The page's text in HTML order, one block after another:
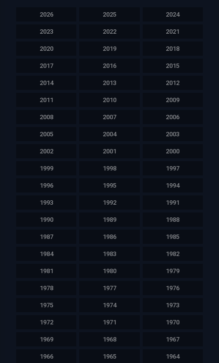
2026 2025 2024
2023 2022 2021
2020 2019 2018
2017 2016 2015
2014 2013 2012
2011 2010 2009
2008 2007 2006
2005 2004 2003
2002 2001 2000
1999 1998 1997
1996 1995 1994
1993 1992 1991
1990 1989 1988
1987 1986 1985
1984 1983 1982
1981 1980 1979
1978 1977 1976
1975 1974 1973
1972 1971 1970
1969 1968 1967
1966 1965 1964